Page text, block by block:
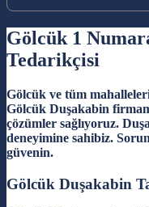
Gölcük 1
Tedarikçisi
Gölcük ve tüm
Gölcük Duşakabin
çözümler sağlıyoruz.
deneyimine sahibiz.
güvenin.
Gölcük Duşakabin